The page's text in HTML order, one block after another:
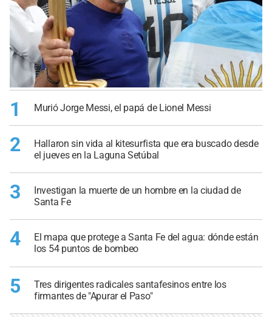
1 Murió Jorge Messi, el papá de Lionel Messi
2
Hallaron sin vida al kitesurfista que era buscado desde
el jueves en la Laguna Setúbal
3
Investigan la muerte de un hombre en la ciudad de
Santa Fe
4
El mapa que protege a Santa Fe del agua: dónde están
los 54 puntos de bombeo
5
Tres dirigentes radicales santafesinos entre los
firmantes de "Apurar el Paso"